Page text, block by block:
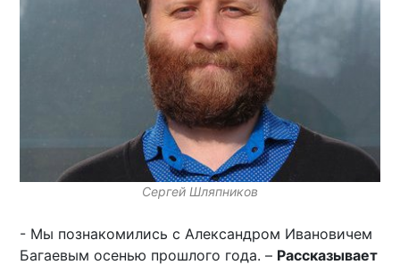
Сергей Шляпников
- Мы познакомились с Александром Ивановичем
Багаевым осенью прошлого года. – Рассказывает